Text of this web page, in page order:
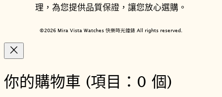
理，為您提供品質保證，讓您放心選購。
©2026 Mira Vista Watches 快樂時光鐘錶 All rights reserved.
你的購物車 (項目：0 個)